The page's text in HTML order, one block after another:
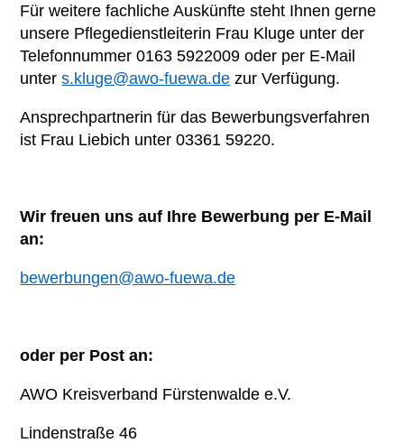
Für weitere fachliche Auskünfte steht Ihnen gerne
unsere Pflegedienstleiterin Frau Kluge unter der
Telefonnummer 0163 5922009 oder per E-Mail
unters.kluge@awo-fuewa.de zur Verfügung.
Ansprechpartnerin für das Bewerbungsverfahren
ist Frau Liebich unter 03361 59220.
Wir freuen uns auf Ihre Bewerbung per E-Mail
an:
bewerbungen@awo-fuewa.de
oder per Post an:
AWO Kreisverband Fürstenwalde e.V.
Lindenstraße 46